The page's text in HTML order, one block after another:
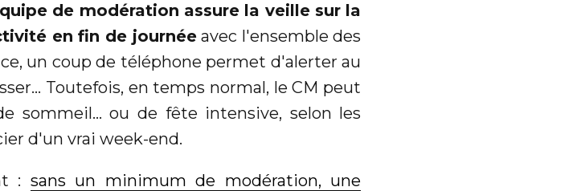
de modération assure la veille sur la
en fin de journéeavec l'ensemble des
un coup de téléphone permet d'alerter au
Toutefois, en temps normal, le CM peut
sommeil... ou de fête intensive, selon les
d'un vrai week-end.
: sans un minimum de modération, une